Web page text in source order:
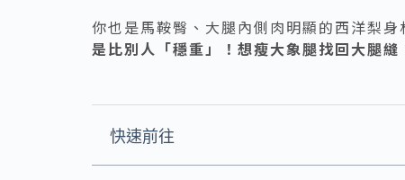
你也是馬鞍臀、大腿內側肉明顯的西洋梨身
是比別人「穩重」！想瘦大象腿找回大腿
快速前往